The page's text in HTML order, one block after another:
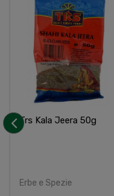
Trs Kala Jeera 50g
Erbe e Spezie